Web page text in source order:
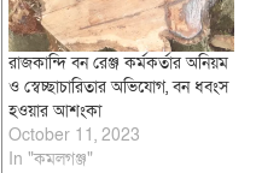
রাজকান্দি বন রেঞ্জ কর্মকর্তার অনিয়ম
ও স্বেচ্ছাচারিতার অভিযোগ, বন ধবংস
হওয়ার আশংকা
October 11, 2023
In "কমলগঞ্জ"